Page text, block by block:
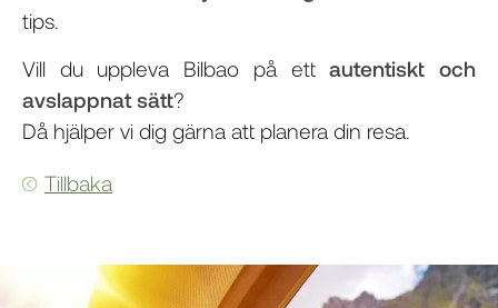
tips.
Vill du uppleva Bilbao på ettautentiskt och
avslappnat sätt?
Då hjälper vi dig gärna att planera din resa.
Tillbaka